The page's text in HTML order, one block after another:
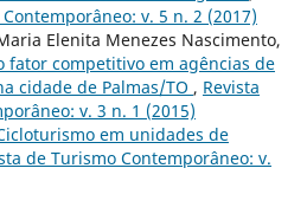
v. 5 n. 2 (2017)
Elenita Menezes Nascimento,
fator competitivo em agências de
cidade de Palmas/TO , Revista
v. 3 n. 1 (2015)
em unidades de
de Turismo Contemporâneo: v.